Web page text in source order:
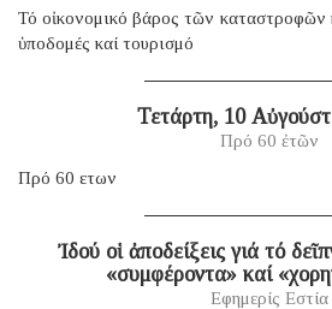
Τό οἰκονομικό βάρος τῶν καταστροφῶν
ὑποδομές καί τουρισμό
Τετάρτη, 10
Πρό 60 ἐτῶν
Πρό 60 ετων
Ἰδού οἱ ἀποδείξεις γιά τό
«συμφέροντα» καί
Εφημερίς Εστία